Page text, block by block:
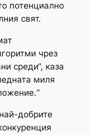
потенциално
свят.
чрез
среди“, каза
миля
добрите